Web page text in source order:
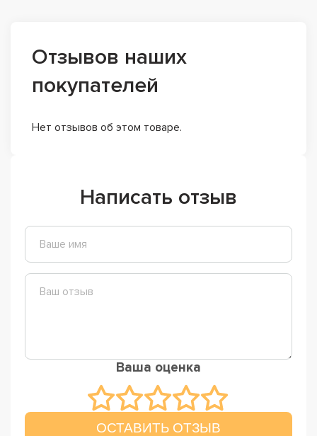
Отзывов наших
покупателей
Нет отзывов об этом товаре.
Написать отзыв
Ваша оценка
ОСТАВИТЬ ОТЗЫВ